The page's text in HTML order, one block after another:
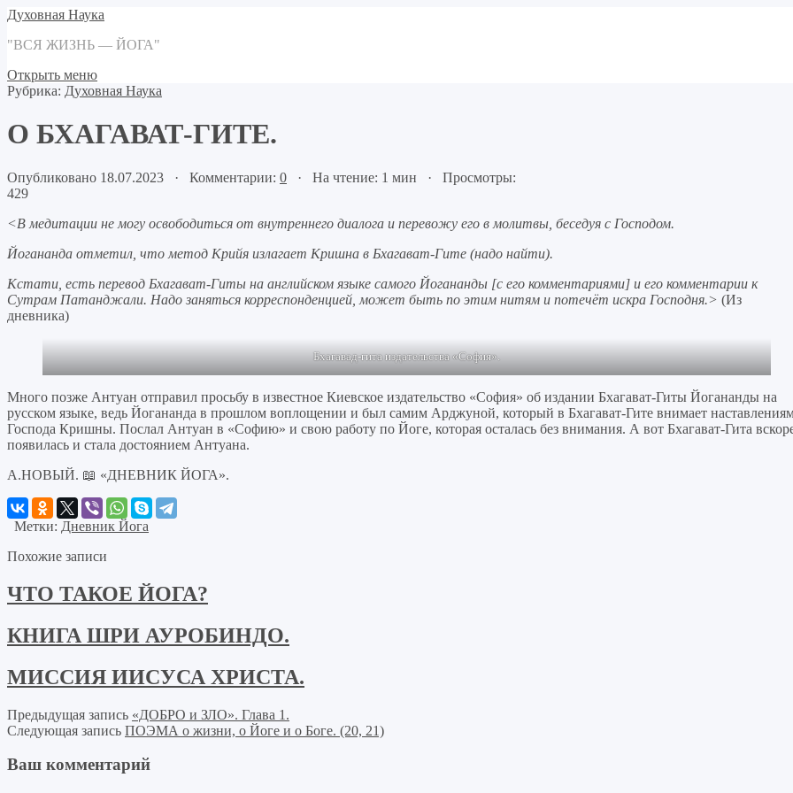
Духовная Наука
"ВСЯ ЖИЗНЬ — ЙОГА"
Открыть меню
Рубрика: Духовная Наука
О БХАГАВАТ-ГИТЕ.
Опубликовано 18.07.2023 · Комментарии: 0 · На чтение: 1 мин · Просмотры:
429
<В медитации не могу освободиться от внутреннего диалога и перевожу его в молитвы, беседуя с Господом.
Йогананда отметил, что метод Крийя излагает Кришна в Бхагават-Гите (надо найти).
Кстати, есть перевод Бхагават-Гиты на английском языке самого Йогананды [с его комментариями] и его комментарии к
Сутрам Патанджали. Надо заняться корреспонденцией, может быть по этим нитям и потечёт искра Господня.> (Из
дневника)
Бхагавад-гита издательства «София».
Много позже Антуан отправил просьбу в известное Киевское издательство «София» об издании Бхагават-Гиты Йогананды на
русском языке, ведь Йогананда в прошлом воплощении и был самим Арджуной, который в Бхагават-Гите внимает
Господа Кришны. Послал Антуан в «Софию» и свою работу по Йоге, которая осталась без внимания. А вот Бхагават-Гита
появилась и стала достоянием Антуана.
А.НОВЫЙ. 📖 «ДНЕВНИК ЙОГА».
Метки: Дневник Йога
Похожие записи
ЧТО ТАКОЕ ЙОГА?
КНИГА ШРИ АУРОБИНДО.
МИССИЯ ИИСУСА ХРИСТА.
Предыдущая запись «ДОБРО и ЗЛО». Глава 1.
Следующая запись ПОЭМА о жизни, о Йоге и о Боге. (20, 21)
Ваш комментарий